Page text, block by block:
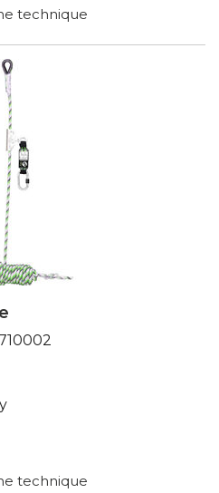
technique
technique